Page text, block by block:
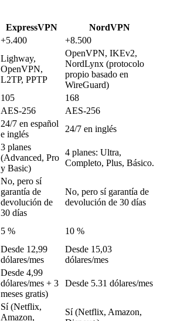
ExpressVPN
NordVPN
+5.400 +8.500
Lighway,
OpenVPN,
L2TP, PPTP
OpenVPN, IKEv2,
NordLynx (protocolo
propio basado en
WireGuard)
105
168
AES-256
AES-256
24/7 en español
e inglés
24/7 en inglés
3 planes
(Advanced, Pro
y Basic)
4 planes: Ultra,
Completo, Plus, Básico.
No, pero sí
garantía de
devolución de
30 días
No, pero sí garantía de
devolución de 30 días
5 %
10 %
Desde 12,99
dólares/mes
Desde 15,03
dólares/mes
Desde 4,99
dólares/mes + 3
meses gratis)
Desde 5.31 dólares/mes
Sí (Netflix,
Amazon,
Sí (Netflix, Amazon,